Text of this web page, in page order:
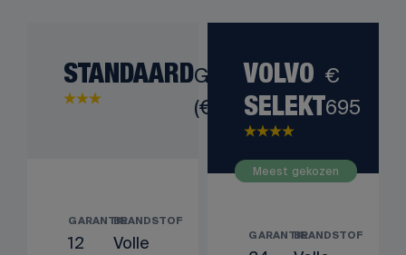
STANDAARDGratis
(€ 0)
GARANTIE
12
BRANDSTOF
Volle
VOLVO
SELEKT
Meest gekozen
€
695
GARANTIEBRANDSTOF